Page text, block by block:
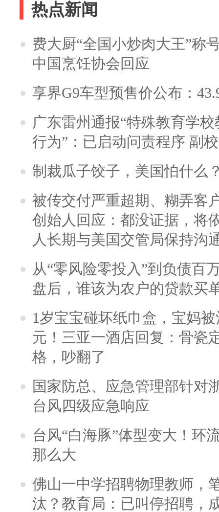
热点新闻
费大厨“全国小炒肉大王”称
中国烹饪协会回应
享界G9车型预售价公布：
广东雷州通报“特殊教育学
行为”：已启动问责程序 副
制裁瓜子饺子，美国怕什么
被传交付严重超期、糊弄客
创始人回应：都没证据，将
人长期与美国交管局保持沟
从“零风险零投入”到负债百
盘后，谁该为农户的贷款买
1岁宝宝碰坏纸巾盒，宝妈
元！三亚一酒店回复：骨瓷
格，吵翻了
国家防总、应急管理部针对
台风四级应急响应
台风“白海豚”体型变大！环
那么大
佛山一中学招聘物理教师，
汰？教育局：已叫停招聘，